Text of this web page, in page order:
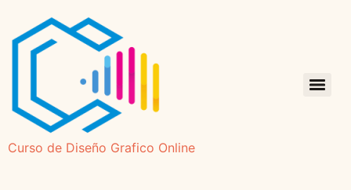
Curso de Diseño Grafico Online